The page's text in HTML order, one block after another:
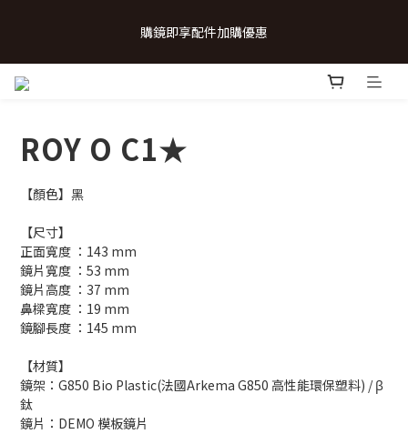
卡/情人卡(2選1)
購鏡即享配件加購優惠
💗致...特別的日子💗 | 全館任選 贈奶呼呼品牌明信片(乙張) *生日
ROY O C1★
【顏色】黑
【尺寸】
正面寬度 ：143 mm
鏡片寬度 ：53 mm
鏡片高度 ：37 mm
鼻樑寬度 ：19 mm
鏡腳長度 ：145 mm
【材質】
鏡架：G850 Bio Plastic(法國Arkema G850 高性能環保塑料) / β
鈦
鏡片：DEMO 模板鏡片